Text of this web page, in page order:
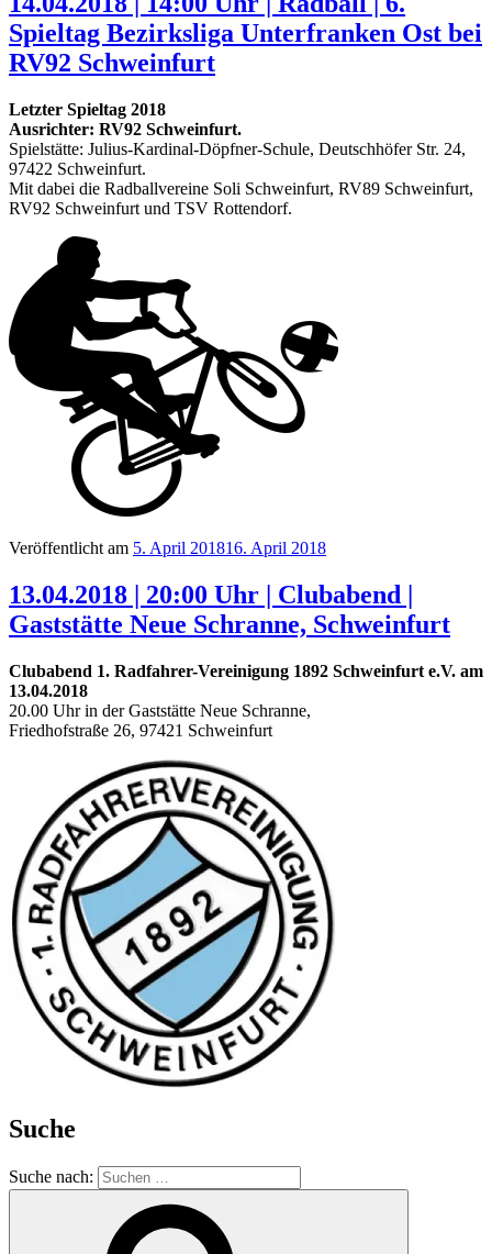
Spieltag Bezirksliga Unterfranken Ost bei
RV92 Schweinfurt
Letzter Spieltag 2018
Ausrichter: RV92 Schweinfurt.
Spielstätte: Julius-Kardinal-Döpfner-Schule, Deutschhöfer Str. 24,
97422 Schweinfurt.
Mit dabei die Radballvereine Soli Schweinfurt, RV89 Schweinfurt,
RV92 Schweinfurt und TSV Rottendorf.
Veröffentlicht am 5. April 201816. April 2018
13.04.2018 | 20:00 Uhr | Clubabend |
Gaststätte Neue Schranne, Schweinfurt
Clubabend 1. Radfahrer-Vereinigung 1892 Schweinfurt e.V. am
13.04.2018
20.00 Uhr in der Gaststätte Neue Schranne,
Friedhofstraße 26, 97421 Schweinfurt
Suche
Suche nach: